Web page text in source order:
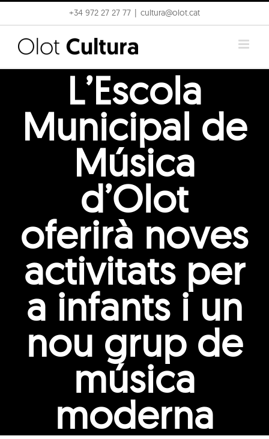
to
content
+34 972 27 27 77 cultura@olot.cat
L’Escola
Municipal de
Música
d’Olot
oferirà noves
activitats per
a infants i un
nou grup de
música
moderna